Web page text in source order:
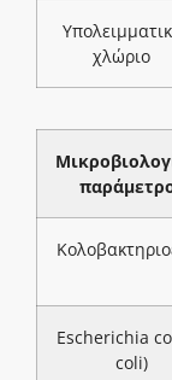
χλώριο
Escherichia
coli)